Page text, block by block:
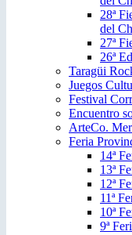
28ª
del
27ª
26ª
Taragüi
Juegos
Festival
Encuentro
ArteCo.
Feria
14ª
13ª
12ª
11ª
10ª
9ª